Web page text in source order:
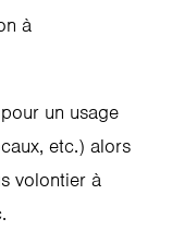
à
un usage
etc.) alors
volontier à